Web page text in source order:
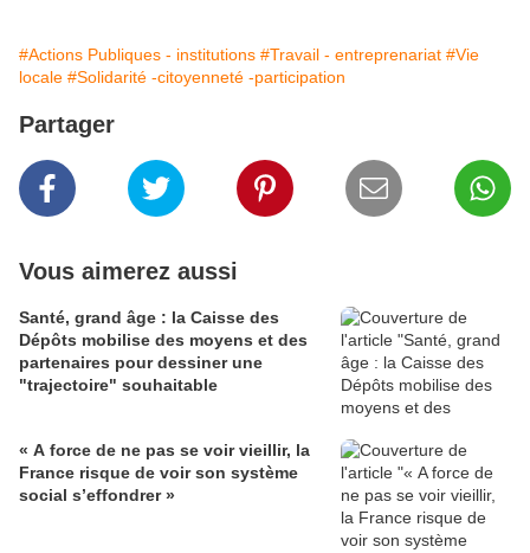
#Actions Publiques - institutions #Travail - entreprenariat #Vie
locale #Solidarité -citoyenneté -participation
Partager
Vous aimerez aussi
Santé, grand âge : la Caisse des
Dépôts mobilise des moyens et des
partenaires pour dessiner une
"trajectoire" souhaitable
« A force de ne pas se voir vieillir, la
France risque de voir son système
social s’effondrer »